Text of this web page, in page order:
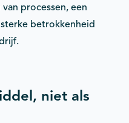
processen, een
betrokkenheid
niet als